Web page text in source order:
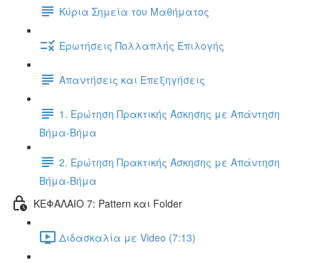
Κύρια Σημεία του Μαθήματος
Ερωτήσεις Πολλαπλής Επιλογής
Απαντήσεις και Επεξηγήσεις
1. Ερώτηση Πρακτικής Άσκησης με Απάντηση
Βήμα-Βήμα
2. Ερώτηση Πρακτικής Άσκησης με Απάντηση
Βήμα-Βήμα
ΚΕΦΑΛΑΙΟ 7: Pattern και Folder
Διδασκαλία με Video (7:13)